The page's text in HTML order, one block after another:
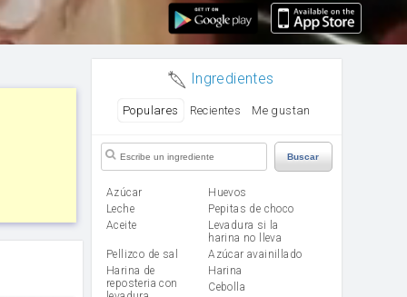
Ingredientes
Populares Recientes Me gustan
Buscar
Azúcar
huevos
leche
Pepitas de choco
aceite
Levadura si la
harina no lleva
Pellizco de sal
Azúcar avainillado
Harina de
reposteria con
harina
cebolla